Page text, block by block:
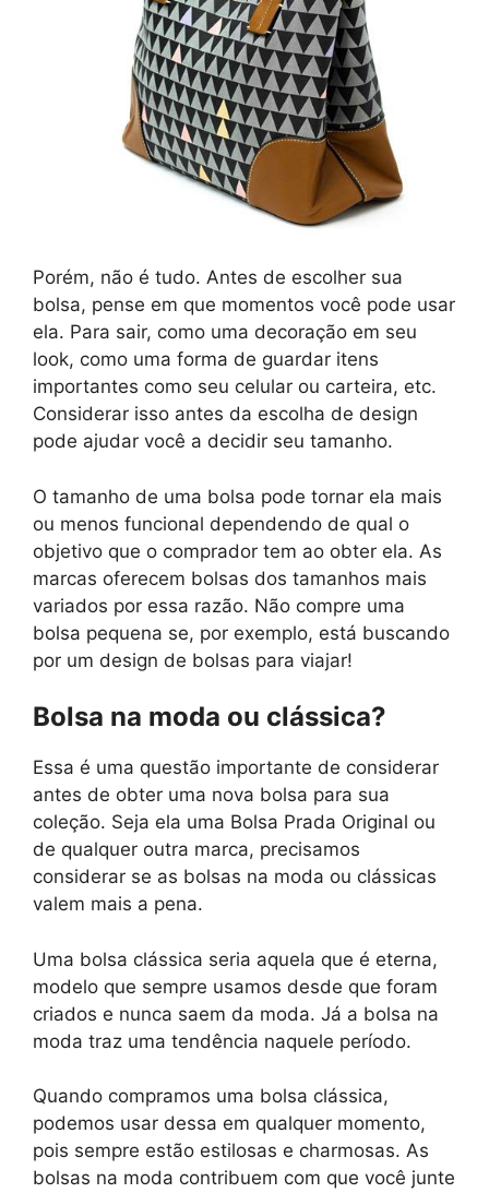
Porém, não é tudo. Antes de escolher sua
bolsa, pense em que momentos você pode usar
ela. Para sair, como uma decoração em seu
look, como uma forma de guardar itens
importantes como seu celular ou carteira, etc.
Considerar isso antes da escolha de design
pode ajudar você a decidir seu tamanho.
O tamanho de uma bolsa pode tornar ela mais
ou menos funcional dependendo de qual o
objetivo que o comprador tem ao obter ela. As
marcas oferecem bolsas dos tamanhos mais
variados por essa razão. Não compre uma
bolsa pequena se, por exemplo, está buscando
por um design de bolsas para viajar!
Bolsa na moda ou clássica?
Essa é uma questão importante de considerar
antes de obter uma nova bolsa para sua
coleção. Seja ela uma Bolsa Prada Original ou
de qualquer outra marca, precisamos
considerar se as bolsas na moda ou clássicas
valem mais a pena.
Uma bolsa clássica seria aquela que é eterna,
modelo que sempre usamos desde que foram
criados e nunca saem da moda. Já a bolsa na
moda traz uma tendência naquele período.
Quando compramos uma bolsa clássica,
podemos usar dessa em qualquer momento,
pois sempre estão estilosas e charmosas. As
bolsas na moda contribuem com que você junte